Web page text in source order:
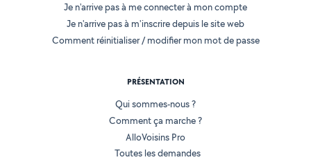
Je n'arrive pas à me connecter à mon compte
Je n'arrive pas à m'inscrire depuis le site web
Comment réinitialiser / modifier mon mot de passe
PRÉSENTATION
Qui sommes-nous ?
Comment ça marche ?
AlloVoisins Pro
Toutes les demandes